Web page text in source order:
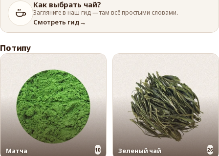
₪250, — или забирайте в магазине в Нешере. Не знаете, что выбрать?
Загляните в гид«Как выбрать чай»
Как выбрать чай?
Загляните в наш гид — там всё простыми словами.
Смотреть гид→
По типу
Матча 10 Зеленый чай 26